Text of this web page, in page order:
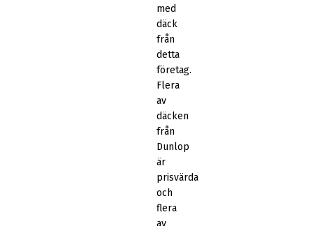
med
däck
från
detta
företag.
Flera
av
däcken
från
Dunlop
är
prisvärda
och
flera
av